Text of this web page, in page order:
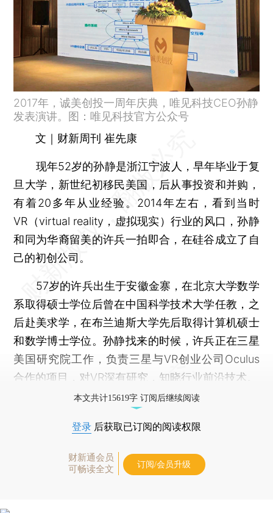
2017年，诚美创投一周年庆典，唯见科技CEO孙静
发表演讲。图：唯见科技官方公众号
文｜财新周刊 崔先康
现年52岁的孙静是浙江宁波人，早年毕业于复
旦大学，新世纪初移民美国，后从事投资和并购，
有着20多年从业经验。2014年左右，看到当时
VR（virtual reality，虚拟现实）行业的风口，孙静
和同为华裔留美的许兵一拍即合，在硅谷成立了自
己的初创公司。
57岁的许兵出生于安徽金寨，在北京大学数学
系取得硕士学位后曾在中国科学技术大学任教，之
后赴美求学，在布兰迪斯大学先后取得计算机硕士
和数学博士学位。孙静找来的时候，许兵正在三星
美国研究院工作，负责三星与VR创业公司Oculus
合作的项目，对VR深有研究，知晓行业前沿技术。
本文共计15619字 订阅后继续阅读
登录 后获取已订阅的阅读权限
财新通会员
可畅读全文
订阅/会员升级